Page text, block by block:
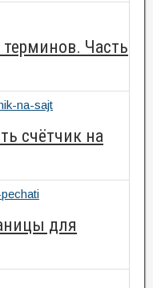
Часть
счётчик на
для